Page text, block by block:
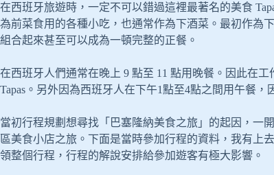
在西班牙旅遊時，一定不可以錯過這裡最著名的美食
為前菜食用的各種小吃，也通常作為下酒菜。最初作為
組合起來甚至可以成為一頓完整的正餐。
在西班牙人們通常在晚上 9 點至 11 點用晚餐。因此在
Tapas。另外因為西班牙人在下午1點至4點之間用午餐，
當初行程規劃想尋找「巴塞隆納美食之旅」的起因，一
區美食小店之旅。下面是當時參加行程的資料，我有上
領整個行程，行程的解說安排給參加遊客有極大影響。